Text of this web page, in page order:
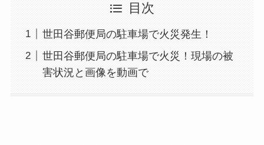
目次
世田谷郵便局の駐車場で火災発生！
世田谷郵便局の駐車場で火災！現場の被
害状況と画像を動画で